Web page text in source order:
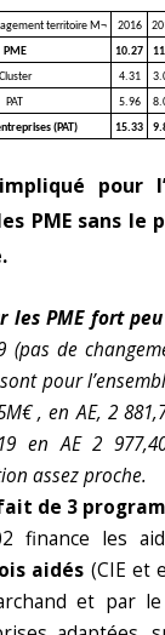
territoire M¬ 2016
PME
10.27
Cluster
4.31
PAT
5.96
(PAT)
15.33
pour
PME sans le
les PME fort peu
(pas de
pour
, enAE, 2
en AE 2
assez proche.
de 3
finance les
aidés (CIE et
et par